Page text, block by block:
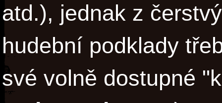
atd.), jednak z
hudební podklady
své volně dostupné